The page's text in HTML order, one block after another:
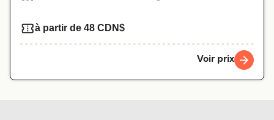
à partir de 48 CDN$
Voir prix